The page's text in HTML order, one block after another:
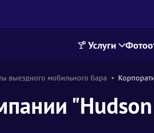
Услуги
выездного мобильного бара